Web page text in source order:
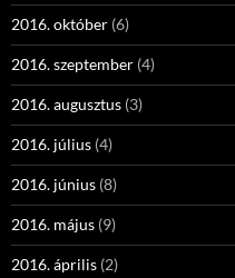
2016. október (6)
2016. szeptember (4)
2016. augusztus (3)
2016. július (4)
2016. június (8)
2016. május (9)
2016. április (2)